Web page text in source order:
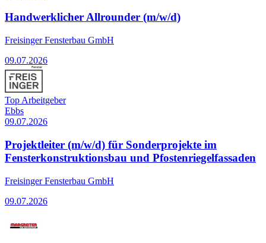
Handwerklicher Allrounder (m/w/d)
Freisinger Fensterbau GmbH
09.07.2026
Top Arbeitgeber
Ebbs
09.07.2026
Projektleiter (m/w/d) für Sonderprojekte im
Fensterkonstruktionsbau und Pfostenriegelfassaden
Freisinger Fensterbau GmbH
09.07.2026